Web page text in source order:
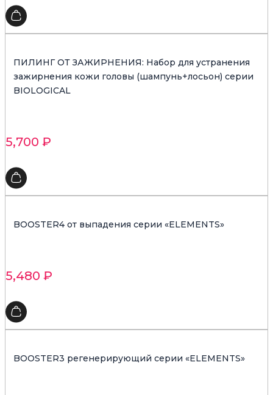
ПИЛИНГ ОТ ЗАЖИРНЕНИЯ: Набор для устранения
зажирнения кожи головы (шампунь+лосьон) серии
BIOLOGICAL
5,700 ₽
BOOSTER4 от выпадения серии «ELEMENTS»
5,480 ₽
BOOSTER3 регенерирующий серии «ELEMENTS»